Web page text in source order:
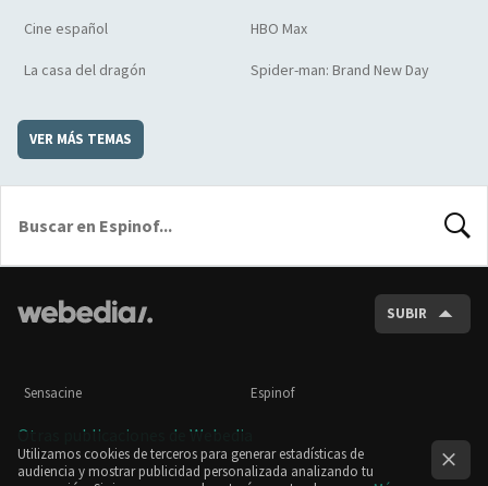
Cine español HBO Max
La casa del dragón Spider-man: Brand New Day
VER MÁS TEMAS
SUBIR
Sensacine Espinof
Otras publicaciones de Webedia
Utilizamos cookies de terceros para generar estadísticas de
audiencia y mostrar publicidad personalizada analizando tu